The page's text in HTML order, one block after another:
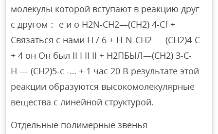
молекулы которой вступают в реакцию друг
с другом： е и о H2N-CH2—(CH2) 4-Cf +
Связаться с нами Н / 6 + H-N-CH2 — (CH2)4-C
+ 4 он Он был II I II II + Н2ПБЫЛ—(СН2) З-С-
Н — (СН2)5-с -… + 1 час 20 В результате этой
реакции образуются высокомолекулярные
вещества с линейной структурой.
Отдельные полимерные звенья